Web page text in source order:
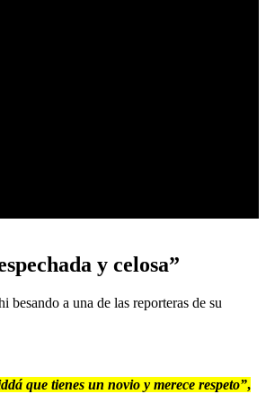
y celosa”
a una de las reporteras de su
que tienes un novio y merece respeto”,